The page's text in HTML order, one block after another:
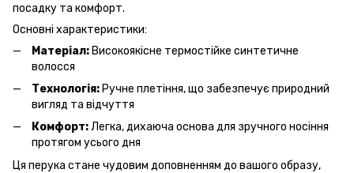
посадку та комфорт.
Основні характеристики:
Матеріал: Високоякісне термостійке синтетичне
волосся
Технологія: Ручне плетіння, що забезпечує природний
вигляд та відчуття
Комфорт:Легка, дихаюча основа для зручного носіння
протягом усього дня
Ця перука стане чудовим доповненням до вашого образу,